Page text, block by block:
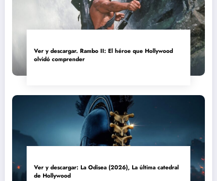
Ver y descargar. Rambo II: El héroe que Hollywood
olvidó comprender
Ver y descargar: La Odisea (2026), La última catedral
de Hollywood